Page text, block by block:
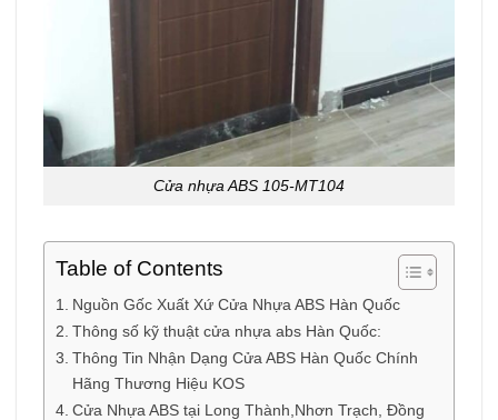
Cửa nhựa ABS 105-MT104
Table of Contents
Nguồn Gốc Xuất Xứ Cửa Nhựa ABS Hàn Quốc
Thông số kỹ thuật cửa nhựa abs Hàn Quốc:
Thông Tin Nhận Dạng Cửa ABS Hàn Quốc Chính
Hãng Thương Hiệu KOS
Cửa Nhựa ABS tại Long Thành,Nhơn Trạch, Đồng